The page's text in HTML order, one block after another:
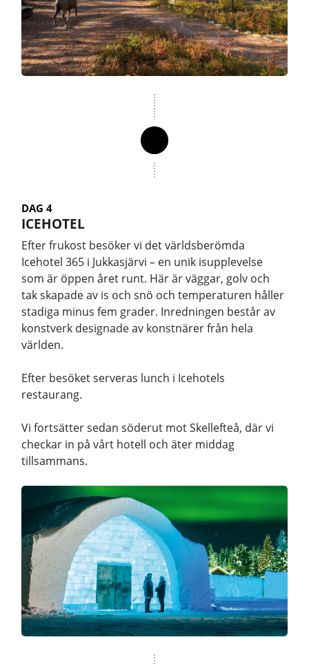
DAG 4
ICEHOTEL
Efter frukost besöker vi det världsberömda
Icehotel 365 i Jukkasjärvi – en unik isupplevelse
som är öppen året runt. Här är väggar, golv och
tak skapade av is och snö och temperaturen håller
stadiga minus fem grader. Inredningen består av
konstverk designade av konstnärer från hela
världen.
Efter besöket serveras lunch i Icehotels
restaurang.
Vi fortsätter sedan söderut mot Skellefteå, där vi
checkar in på vårt hotell och äter middag
tillsammans.